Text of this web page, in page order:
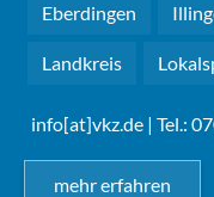
Eberdingen
Landkreis
info[at]vkz.de | Tel.:
mehr erfahren